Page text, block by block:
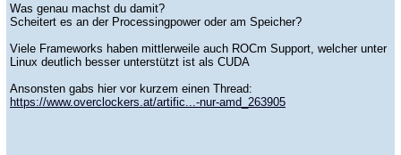
Was genau machst du damit?
Scheitert es an der Processingpower oder am Speicher?
Viele Frameworks haben mittlerweile auch ROCm Support, welcher unter
Linux deutlich besser unterstützt ist als CUDA
Ansonsten gabs hier vor kurzem einen Thread:
https://www.overclockers.at/artific...-nur-amd_263905